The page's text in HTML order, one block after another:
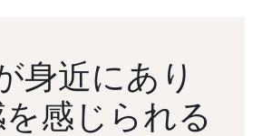
身近にあり
感じられる